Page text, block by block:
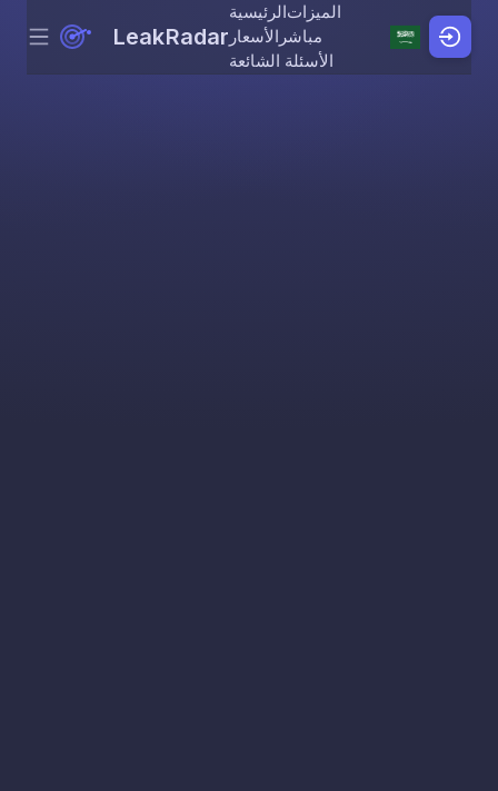
Skip to content
Menu LeakRadar
الرئيسيةالميزات
الأسعار مباشر
الأسئلة الشائعة